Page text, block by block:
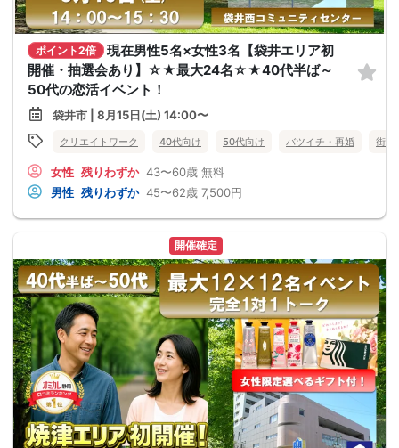
ポイント2倍
現在男性5名×女性3名【袋井エリア初
開催・抽選会あり】☆★最大24名☆★40代半ば～
50代の恋活イベント！
袋井市 | 8月15日(土) 14:00〜
クリエイトワーク 40代向け 50代向け バツイチ・再婚 街コ
女性 残りわずか 43〜60歳 無料
男性 残りわずか 45〜62歳 7,500円
開催確定